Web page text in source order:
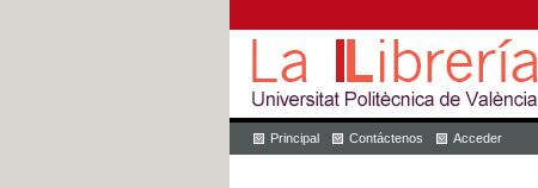
Principal Contáctenos Acceder